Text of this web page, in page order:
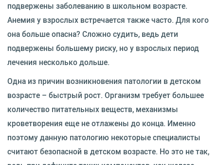
подвержены заболеванию в школьном возрасте.
Анемия у взрослых встречается также часто. Для кого
она больше опасна? Сложно судить, ведь дети
подвержены большему риску, но у взрослых период
лечения несколько дольше.
Одна из причин возникновения патологии в детском
возрасте – быстрый рост. Организм требует большее
количество питательных веществ, механизмы
кроветворения еще не отлажены до конца. Именно
поэтому данную патологию некоторые специалисты
считают безопасной в детском возрасте. Но это не так,